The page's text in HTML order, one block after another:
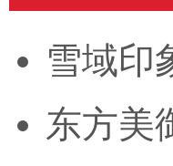
雪域印
东方美